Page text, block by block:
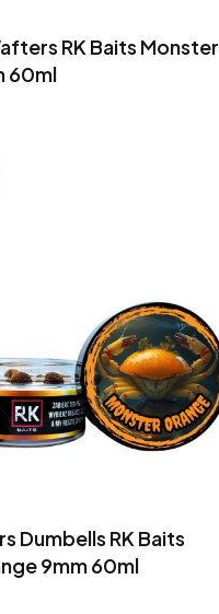
RK Baits Monster
60ml
Dumbells RK Baits
9mm 60ml